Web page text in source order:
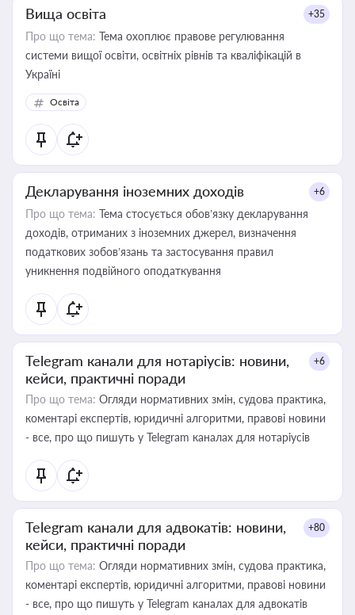
Вища освіта +35
Про що тема: Тема охоплює правове регулювання
системи вищої освіти, освітніх рівнів та кваліфікацій в
Україні
Освіта
Декларування іноземних доходів +6
Про що тема: Тема стосується обов’язку декларування
доходів, отриманих з іноземних джерел, визначення
податкових зобов’язань та застосування правил
уникнення подвійного оподаткування
Telegram канали для нотаріусів: новини,
кейси, практичні поради
+6
Про що тема: Огляди нормативних змін, судова практика,
коментарі експертів, юридичні алгоритми, правові новини
- все, про що пишуть у Telegram каналах для нотаріусів
Telegram канали для адвокатів: новини,
кейси, практичні поради
+80
Про що тема: Огляди нормативних змін, судова практика,
коментарі експертів, юридичні алгоритми, правові новини
- все, про що пишуть у Telegram каналах для адвокатів